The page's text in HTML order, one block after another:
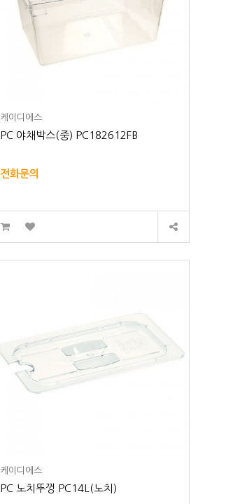
케이디에스
PC 야채박스(중) PC182612FB
전화문의
케이디에스
PC 노치뚜껑 PC14L(노치)